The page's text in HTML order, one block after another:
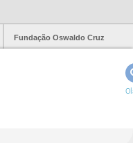
Fundação Oswaldo Cruz